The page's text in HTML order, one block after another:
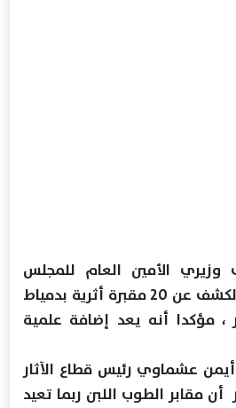
وزيري الأمين العام للمجلس
الأعلى للآثار أنه تم الكشف عن 20 مقبرة أثرية بدمياط
، مؤكدا أنه يعد إضافة علمية
أيمن عشماوي رئيس قطاع الآثار
أن مقابر الطوب اللبن ربما تعيد